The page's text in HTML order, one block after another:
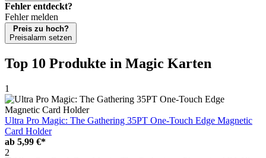
Fehler entdeckt?
Fehler melden
Preis zu hoch?
Preisalarm setzen
Top 10 Produkte in Magic Karten
1
Ultra Pro Magic: The Gathering 35PT One-Touch Edge Magnetic
Card Holder
ab 5,99 €*
2